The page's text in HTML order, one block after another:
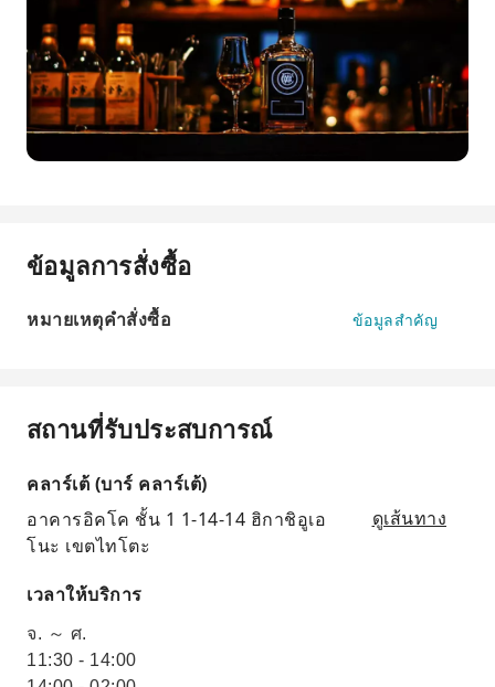
ข้อมูลการสั่งซื้อ
หมายเหตุคำสั่งซื้อ ข้อมูลสำคัญ
สถานที่รับประสบการณ์
คลาร์เต้ (บาร์ คลาร์เต้)
อาคารอิคโค ชั้น 1 1-14-14 ฮิกาชิอูเอ
โนะ เขตไทโตะ
ดูเส้นทาง
เวลาให้บริการ
จ. ～ ศ.
11:30 - 14:00